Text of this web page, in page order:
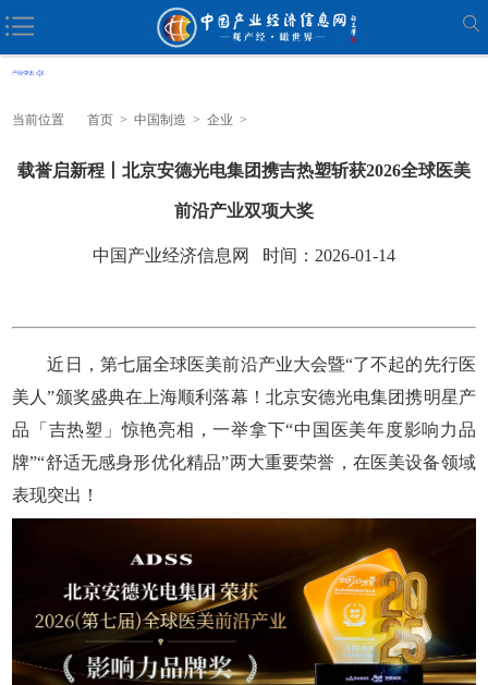
当前位置 首页 > 中国制造 > 企业 >
载誉启新程丨北京安德光电集团携吉热塑斩获2026全球医美
前沿产业双项大奖
中国产业经济信息网 时间：2026-01-14
近日，第七届全球医美前沿产业大会暨“了不起的先行医
美人”颁奖盛典在上海顺利落幕！北京安德光电集团携明星产
品「吉热塑」惊艳亮相，一举拿下“中国医美年度影响力品
牌”“舒适无感身形优化精品”两大重要荣誉，在医美设备领域
表现突出！